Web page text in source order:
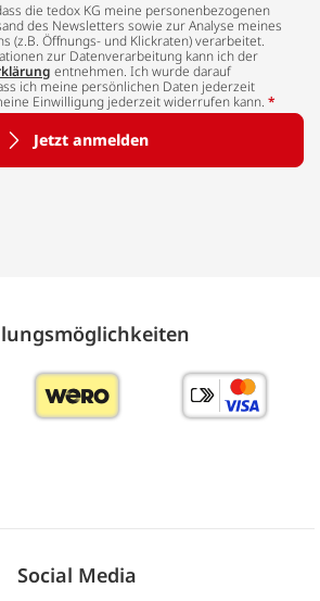
die tedox KG meine personenbezogenen
des Newsletters sowie zur Analyse meines
(z.B. Öffnungs- und Klickraten) verarbeitet.
zur Datenverarbeitung kann ich der
entnehmen. Ich wurde darauf
ich meine persönlichen Daten jederzeit
Einwilligung jederzeit widerrufen kann. *
Jetzt anmelden
Social Media